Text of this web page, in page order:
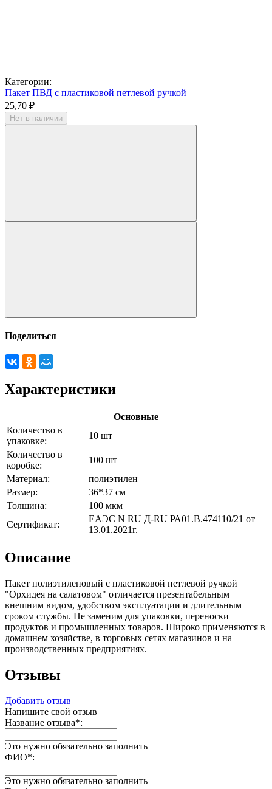
Категории:
Пакет ПВД с пластиковой петлевой ручкой
25,70 ₽
Нет в наличии
Поделиться
Характеристики
Основные
Количество в
упаковке:
10 шт
Количество в
коробке:
100 шт
Материал:
полиэтилен
Размер:
36*37 см
Толщина:
100 мкм
Сертификат:
ЕАЭС N RU Д-RU РА01.В.474110/21 от
13.01.2021г.
Описание
Пакет полиэтиленовый с пластиковой петлевой ручкой
"Орхидея на салатовом" отличается презентабельным
внешним видом, удобством эксплуатации и длительным
сроком службы. Не заменим для упаковки, переноски
продуктов и промышленных товаров. Широко применяются в
домашнем хозяйстве, в торговых сетях магазинов и на
производственных предприятиях.
Отзывы
Добавить отзыв
Напишите свой отзыв
Название отзыва*:
Это нужно обязательно заполнить
ФИО*:
Это нужно обязательно заполнить